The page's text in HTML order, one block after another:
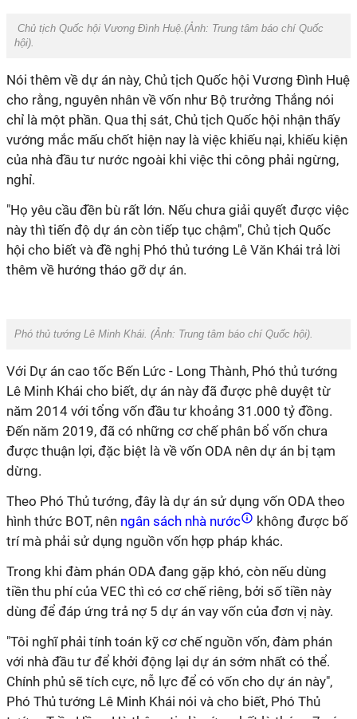
Chủ tịch Quốc hội Vương Đình Huệ.(Ảnh: Trung tâm báo chí Quốc
hội).
Nói thêm về dự án này, Chủ tịch Quốc hội Vương Đình Huệ
cho rằng, nguyên nhân về vốn như Bộ trưởng Thắng nói
chỉ là một phần. Qua thị sát, Chủ tịch Quốc hội nhận thấy
vướng mắc mấu chốt hiện nay là việc khiếu nại, khiếu kiện
của nhà đầu tư nước ngoài khi việc thi công phải ngừng,
nghỉ.
"Họ yêu cầu đền bù rất lớn. Nếu chưa giải quyết được việc
này thì tiến độ dự án còn tiếp tục chậm", Chủ tịch Quốc
hội cho biết và đề nghị Phó thủ tướng Lê Văn Khái trả lời
thêm về hướng tháo gỡ dự án.
Phó thủ tướng Lê Minh Khái. (Ảnh: Trung tâm báo chí Quốc hội).
Với Dự án cao tốc Bến Lức - Long Thành, Phó thủ tướng
Lê Minh Khái cho biết, dự án này đã được phê duyệt từ
năm 2014 với tổng vốn đầu tư khoảng 31.000 tỷ đồng.
Đến năm 2019, đã có những cơ chế phân bổ vốn chưa
được thuận lợi, đặc biệt là về vốn ODA nên dự án bị tạm
dừng.
Theo Phó Thủ tướng, đây là dự án sử dụng vốn ODA theo
hình thức BOT, nên ngân sách nhà nước
không được bố
trí mà phải sử dụng nguồn vốn hợp pháp khác.
Trong khi đàm phán ODA đang gặp khó, còn nếu dùng
tiền thu phí của VEC thì có cơ chế riêng, bởi số tiền này
dùng để đáp ứng trả nợ 5 dự án vay vốn của đơn vị này.
"Tôi nghĩ phải tính toán kỹ cơ chế nguồn vốn, đàm phán
với nhà đầu tư để khởi động lại dự án sớm nhất có thể.
Chính phủ sẽ tích cực, nỗ lực để có vốn cho dự án này",
Phó Thủ tướng Lê Minh Khái nói và cho biết, Phó Thủ